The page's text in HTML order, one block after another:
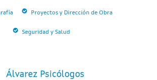
Proyectos y Dirección de Obra
Seguridad y Salud
Álvarez Psicólogos